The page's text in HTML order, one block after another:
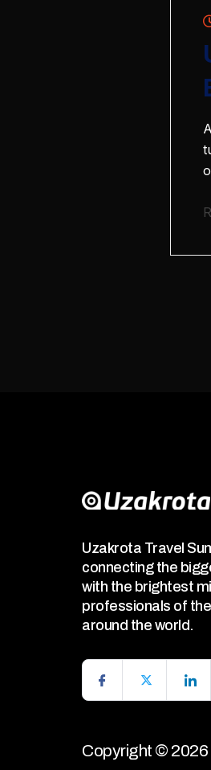
Uzakrota Travel
connecting the
with the brightest
professionals of
around the world.
Copyright © 2026